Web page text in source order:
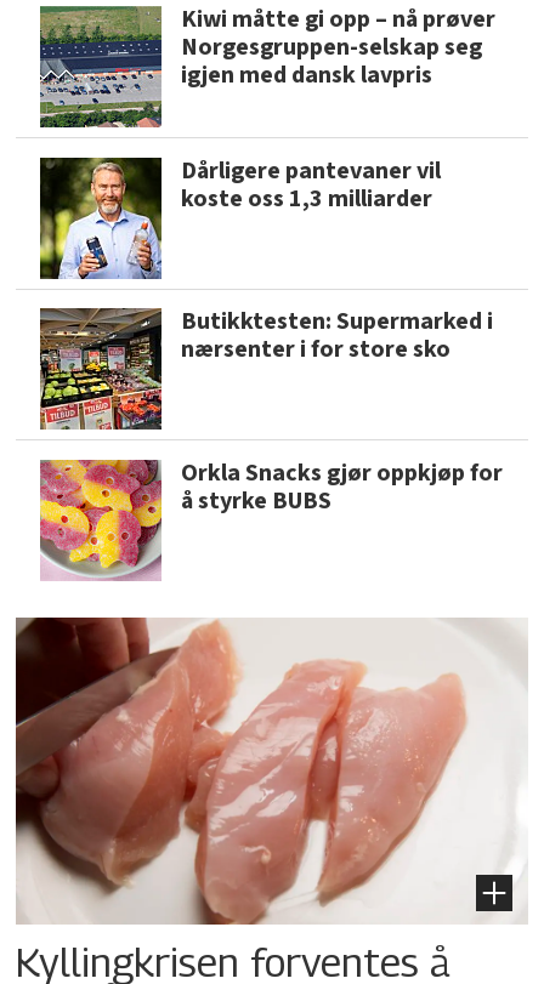
Kiwi måtte gi opp – nå prøver
Norgesgruppen-selskap seg
igjen med dansk lavpris
Dårligere pantevaner vil
koste oss 1,3 milliarder
Butikktesten: Supermarked i
nærsenter i for store sko
Orkla Snacks gjør oppkjøp for
å styrke BUBS
Kyllingkrisen forventes å